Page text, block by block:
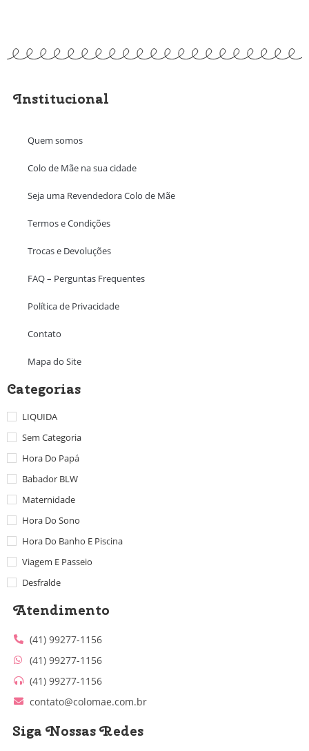
Institucional
Quem somos
Colo de Mãe na sua cidade
Seja uma Revendedora Colo de Mãe
Termos e Condições
Trocas e Devoluções
FAQ – Perguntas Frequentes
Política de Privacidade
Contato
Mapa do Site
Categorias
LIQUIDA
Sem Categoria
Hora Do Papá
Babador BLW
Maternidade
Hora Do Sono
Hora Do Banho E Piscina
Viagem E Passeio
Desfralde
Atendimento
(41) 99277-1156
(41) 99277-1156
(41) 99277-1156
contato@colomae.com.br
Siga Nossas Redes